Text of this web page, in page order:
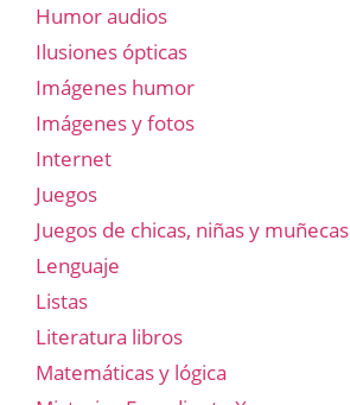
Humor audios
Ilusiones ópticas
Imágenes humor
Imágenes y fotos
Internet
Juegos
Juegos de chicas, niñas y muñecas
Lenguaje
Listas
Literatura libros
Matemáticas y lógica